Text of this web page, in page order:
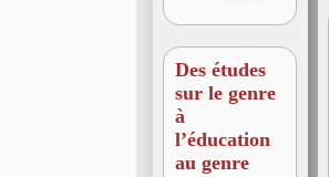
Des études
sur le genre
à
l’éducation
au genre